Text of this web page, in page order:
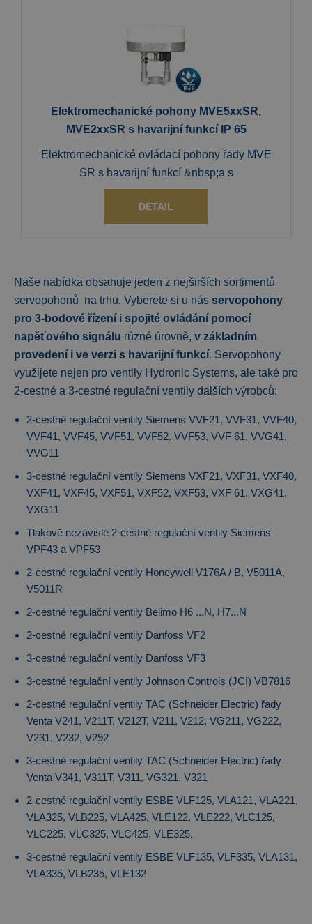
Elektromechanické pohony MVE5xxSR,
MVE2xxSR s havarijní funkcí IP 65
Elektromechanické ovládací pohony řady MVE
SR s havarijní funkcí &nbsp;a s
DETAIL
Naše nabídka obsahuje jeden z nejširších sortimentů
servopohonů na trhu. Vyberete si u nás servopohony
pro 3-bodové řízení i spojité ovládání pomocí
napěťového signálu různé úrovně, v základním
provedení i ve verzi s havarijní funkcí. Servopohony
využijete nejen pro ventily Hydronic Systems, ale také pro
2-cestné a 3-cestné regulační ventily dalších výrobců:
2-cestné regulační ventily Siemens VVF21, VVF31, VVF40,
VVF41, VVF45, VVF51, VVF52, VVF53, VVF 61, VVG41,
VVG11
3-cestné regulační ventily Siemens VXF21, VXF31, VXF40,
VXF41, VXF45, VXF51, VXF52, VXF53, VXF 61, VXG41,
VXG11
Tlakově nezávislé 2-cestné regulační ventily Siemens
VPF43 a VPF53
2-cestné regulační ventily Honeywell V176A / B, V5011A,
V5011R
2-cestné regulační ventily Belimo H6 ...N, H7...N
2-cestné regulační ventily Danfoss VF2
3-cestné regulační ventily Danfoss VF3
3-cestné regulační ventily Johnson Controls (JCI) VB7816
2-cestné regulační ventily TAC (Schneider Electric) řady
Venta V241, V211T, V212T, V211, V212, VG211, VG222,
V231, V232, V292
3-cestné regulační ventily TAC (Schneider Electric) řady
Venta V341, V311T, V311, VG321, V321
2-cestné regulační ventily ESBE VLF125, VLA121, VLA221,
VLA325, VLB225, VLA425, VLE122, VLE222, VLC125,
VLC225, VLC325, VLC425, VLE325,
3-cestné regulační ventily ESBE VLF135, VLF335, VLA131,
VLA335, VLB235, VLE132